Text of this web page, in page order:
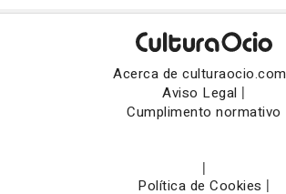
Acerca de culturaocio.com
Aviso Legal |
Cumplimento normativo
|
Política de Cookies |